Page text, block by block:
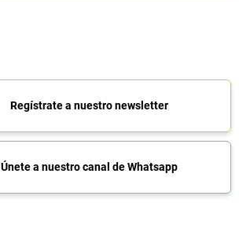
Regístrate a nuestro newsletter
Únete a nuestro canal de Whatsapp